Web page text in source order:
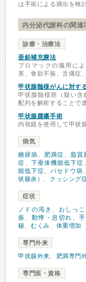
は手術による摘出を検
内分泌代謝科の関連
診療・治療法
亜鉛補充療法
プロマックの服用に
害、食欲不振、舌痛症
甲状腺髄様がんに対す
甲状腺髄様癌（疑い含
配列を解析することで
甲状腺腫瘍手術
内視鏡を使用して甲状
病気
糖尿病、 肥満症、 脂質
症、 下垂体機能低下症、
能低下症、バセドウ病、
状腺炎） 、 クッシング
症状
ノドの渇き 、 おしっ
振 、 動悸・息切れ 、
秘、むくみ、 体重増加
専門外来
甲状腺外来、 肥満専門
専門医・資格